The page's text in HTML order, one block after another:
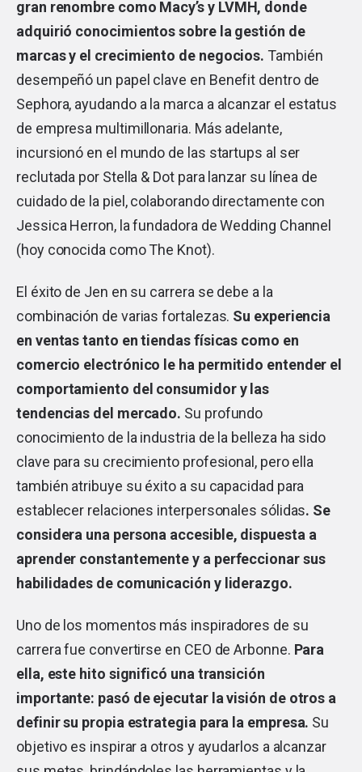
gran renombre como Macy’s y LVMH, donde
adquirió conocimientos sobre la gestión de
marcas y el crecimiento de negocios. También
desempeñó un papel clave en Benefit dentro de
Sephora, ayudando a la marca a alcanzar el estatus
de empresa multimillonaria. Más adelante,
incursionó en el mundo de las startups al ser
reclutada por Stella & Dot para lanzar su línea de
cuidado de la piel, colaborando directamente con
Jessica Herron, la fundadora de Wedding Channel
(hoy conocida como The Knot).
El éxito de Jen en su carrera se debe a la
combinación de varias fortalezas. Su experiencia
en ventas tanto en tiendas físicas como en
comercio electrónico le ha permitido entender el
comportamiento del consumidor y las
tendencias del mercado. Su profundo
conocimiento de la industria de la belleza ha sido
clave para su crecimiento profesional, pero ella
también atribuye su éxito a su capacidad para
establecer relaciones interpersonales sólidas. Se
considera una persona accesible, dispuesta a
aprender constantemente y a perfeccionar sus
habilidades de comunicación y liderazgo.
Uno de los momentos más inspiradores de su
carrera fue convertirse en CEO de Arbonne. Para
ella, este hito significó una transición
importante: pasó de ejecutar la visión de otros a
definir su propia estrategia para la empresa. Su
objetivo es inspirar a otros y ayudarlos a alcanzar